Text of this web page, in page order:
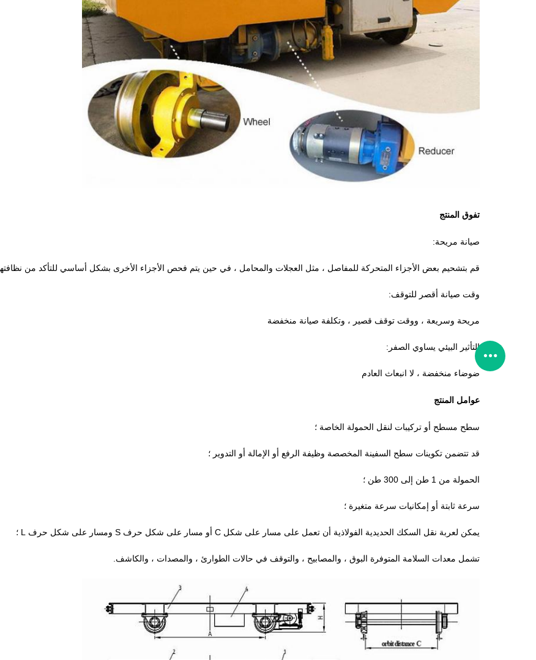
تفوق المنتج
صيانة مريحة:
قم بتشحيم بعض الأجزاء المتحركة للمفاصل ، مثل العجلات والمحامل ، في حين يتم فحص الأجزاء الأخرى بشكل أساسي للتأكد من
وقت صيانة أقصر للتوقف:
مريحة وسريعة ، ووقت توقف قصير ، وتكلفة صيانة منخفضة
التأثير البيئي يساوي الصفر:
ضوضاء منخفضة ، لا انبعاث العادم
عوامل المنتج
سطح مسطح أو تركيبات لنقل الحمولة الخاصة ؛
قد تتضمن تكوينات سطح السفينة المخصصة وظيفة الرفع أو الإمالة أو التدوير ؛
الحمولة من 1 طن إلى 300 طن ؛
سرعة ثابتة أو إمكانيات سرعة متغيرة ؛
يمكن لعربة نقل السكك الحديدية الفولاذية أن تعمل على مسار على شكل C أو مسار على شكل حرف S ومسار على شكل حرف L ؛
تشمل معدات السلامة المتوفرة البوق ، والمصابيح ، والتوقف في حالات الطوارئ ، والمصدات ، والكاشف.